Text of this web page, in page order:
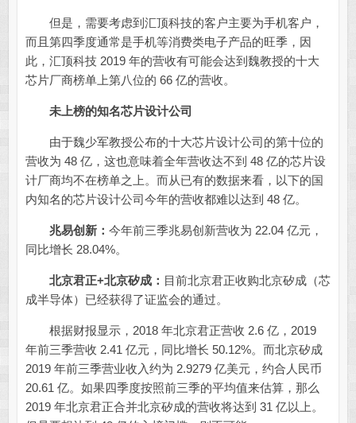
但是，需要考虑到汇顶科技的客户主要为手机客户，
而且第四季度通常是手机等消费类电子产品的旺季，因
此，汇顶科技 2019 年的营收有可能会达到魏教授的十大
芯片厂商榜单上第八位的 66 亿的营收。
未上榜的知名芯片设计公司
由于魏少军教授公布的十大芯片设计公司的第十位的
营收为 48 亿，这也意味着全年营收达不到 48 亿的芯片设
计厂商均不在榜单之上。而从已有的数据来看，以下的国
内知名的芯片设计公司今年的营收都难以达到 48 亿。
兆易创新： 今年前三季兆易创新营收为 22.04 亿元，
同比增长 28.04%。
北京君正+北京矽成： 目前北京君正收购北京矽成（芯
成半导体）已经获得了证监会的通过。
根据财报显示，2018 年北京君正营收 2.6 亿，2019
年前三季营收 2.41 亿元，同比增长 50.12%。而北京矽成
2019 年前三季营业收入约为 2.9279 亿美元，约合人民币
20.61 亿。如果四季度按照前三季的平均值来估算，那么
2019 年北京君正合并北京矽成的营收将达到 31 亿以上。